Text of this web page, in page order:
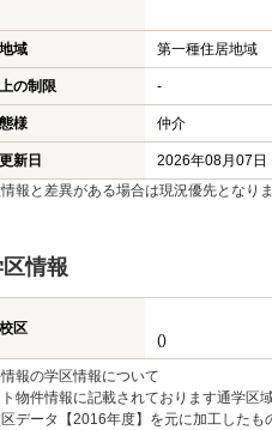
域 第一種住居地域
の制限 -
様 仲介
新日 2026年08月07日
報と差異がある場合は現況優先となり
情報
区
()
報の学区情報について
物件情報に記載されております通学区
データ【2016年度】を元に加工したも